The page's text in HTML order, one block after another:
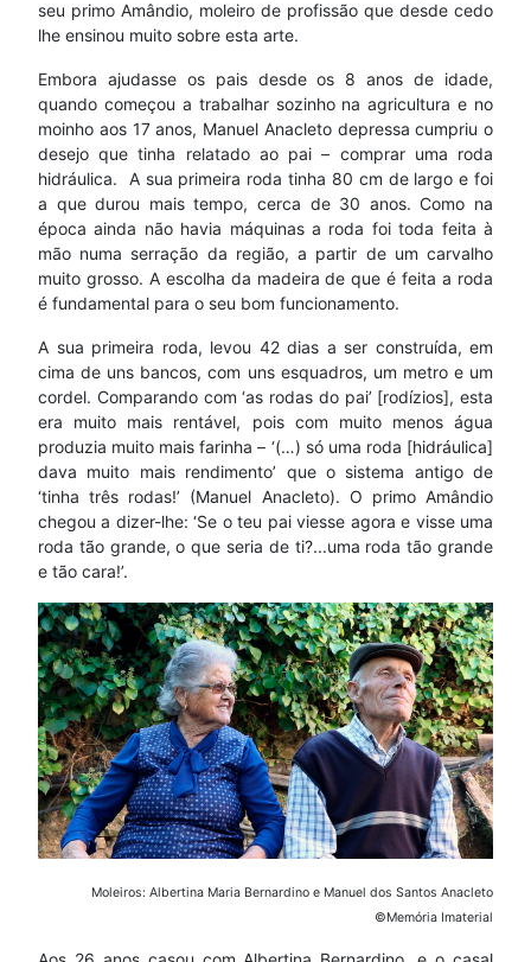
seu primo Amândio, moleiro de profissão que desde cedo
lhe ensinou muito sobre esta arte.
Embora ajudasse os pais desde os 8 anos de idade,
quando começou a trabalhar sozinho na agricultura e no
moinho aos 17 anos, Manuel Anacleto depressa cumpriu o
desejo que tinha relatado ao pai – comprar uma roda
hidráulica. A sua primeira roda tinha 80 cm de largo e foi
a que durou mais tempo, cerca de 30 anos. Como na
época ainda não havia máquinas a roda foi toda feita à
mão numa serração da região, a partir de um carvalho
muito grosso. A escolha da madeira de que é feita a roda
é fundamental para o seu bom funcionamento.
A sua primeira roda, levou 42 dias a ser construída, em
cima de uns bancos, com uns esquadros, um metro e um
cordel. Comparando com ‘as rodas do pai’ [rodízios], esta
era muito mais rentável, pois com muito menos água
produzia muito mais farinha – ‘(…) só uma roda [hidráulica]
dava muito mais rendimento’ que o sistema antigo de
‘tinha três rodas!’ (Manuel Anacleto). O primo Amândio
chegou a dizer-lhe: ‘Se o teu pai viesse agora e visse uma
roda tão grande, o que seria de ti?...uma roda tão grande
e tão cara!’.
Moleiros: Albertina Maria Bernardino e Manuel dos Santos Anacleto
©Memória Imaterial